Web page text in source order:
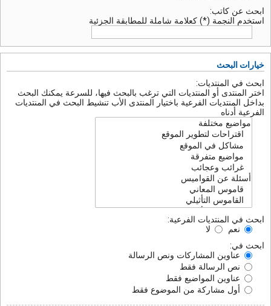
ابحث عن كاتب:
استخدم النجمة (*) كعلامة شاملة للمطابقة الجزئية
خيارات البحث
ابحث في المنتديات:
اختر المنتدى أو المنتديات التي ترغب بالبحث فيها، للسرعة يمكنك البحث
بداخل المنتديات الفرعية باختيار المنتدى الأب تنشيط البحث في المنتديات
الفرعية أدناه
ابحث في المنتديات الفرعية:
نعم
لا
ابحث في:
عناوين المشاركات ونص الرسالة
نص الرسالة فقط
عناوين المواضيع فقط
أول مشاركة من الموضوع فقط